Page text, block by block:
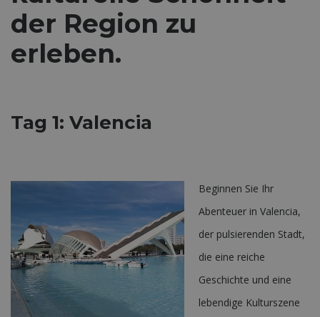
der Region zu
erleben.
Tag 1: Valencia
Beginnen Sie Ihr
Abenteuer in Valencia,
der pulsierenden Stadt,
die eine reiche
Geschichte und eine
lebendige Kulturszene